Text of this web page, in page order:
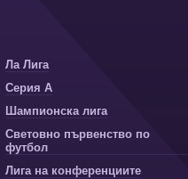
Ла Лига
Серия А
Шампионска лига
Световно първенство по
футбол
Лига на конференциите